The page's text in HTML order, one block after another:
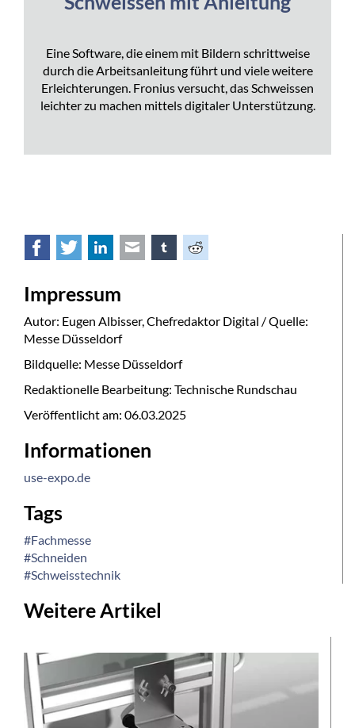
Eine Software, die einem mit Bildern schrittweise
durch die Arbeitsanleitung führt und viele weitere
Erleichterungen. Fronius versucht, das Schweissen
leichter zu machen mittels digitaler Unterstützung.
Facebook
TwitterLinkedInE-mail tumblrReddit
Impressum
Autor: Eugen Albisser, Chefredaktor Digital / Quelle:
Messe Düsseldorf
Bildquelle: Messe Düsseldorf
Redaktionelle Bearbeitung: Technische Rundschau
Veröffentlicht am: 06.03.2025
Informationen
use-expo.de
Tags
#Fachmesse
#Schneiden
#Schweisstechnik
Weitere Artikel